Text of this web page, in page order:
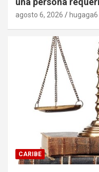
agosto 6, 2026 hugaga6
CARIBE